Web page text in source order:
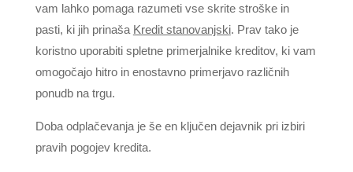
vam lahko pomaga razumeti vse skrite stroške in
pasti, ki jih prinaša Kredit stanovanjski. Prav tako je
koristno uporabiti spletne primerjalnike kreditov, ki vam
omogočajo hitro in enostavno primerjavo različnih
ponudb na trgu.
Doba odplačevanja je še en ključen dejavnik pri izbiri
pravih pogojev kredita.